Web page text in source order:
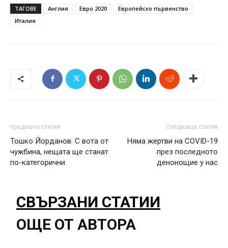
ТАГОВЕ Англия Евро 2020
Европейско първенство
Италия
предишна статия
Тошко Йорданов: С вота от
чужбина, нещата ще станат
по-категорични
Следваща статия
Няма жертви на COVID-19
през последното
денонощие у нас
СВЪРЗАНИ СТАТИИ
ОЩЕ ОТ АВТОРА